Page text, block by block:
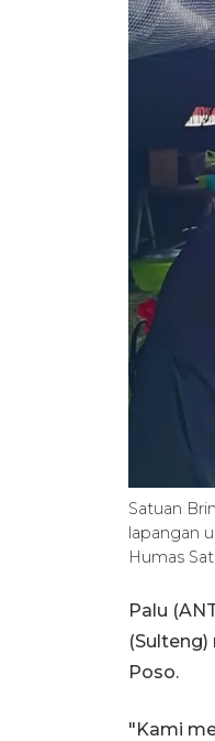
Satuan
lapangan
Humas
Palu
Poso.
"Kami